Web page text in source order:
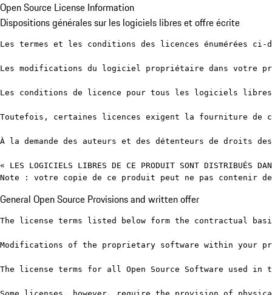
Open Source License Information
Dispositions générales sur les logiciels libres et offre écrite
Les termes et les conditions des licences énumérées
Les modifications du logiciel propriétaire dans votre
Les conditions de licence pour tous les logiciels
Toutefois, certaines licences exigent la fourniture de
À la demande des auteurs et des détenteurs de
« LES LOGICIELS LIBRES DE CE PRODUIT SONT
Note : votre copie de ce produit peut ne pas contenir
General Open Source Provisions and written offer
The license terms listed below form the contractual
Modifications of the proprietary software within your
The license terms for all Open Source Software used